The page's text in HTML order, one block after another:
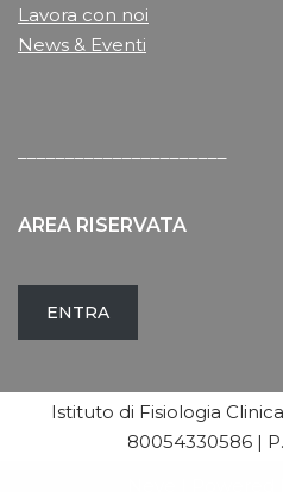
Lavora con noi
News & Eventi
AREA RISERVATA
ENTRA
Istituto di Fisiologia
80054330586 |